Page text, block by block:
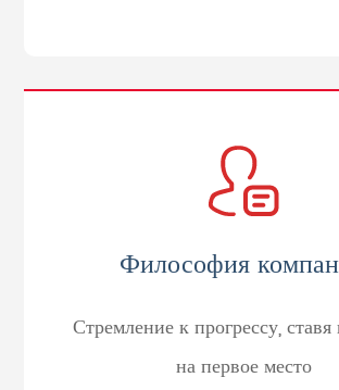
Философия
Стремление к прогрессу,
на первое место